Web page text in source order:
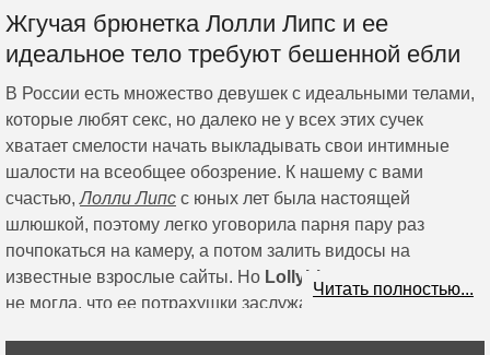
Жгучая брюнетка Лолли Липс и ее
идеальное тело требуют бешенной ебли
В России есть множество девушек с идеальными телами,
которые любят секс, но далеко не у всех этих сучек
хватает смелости начать выкладывать свои интимные
шалости на всеобщее обозрение. К нашему с вами
счастью,Лолли Липс с юных лет была настоящей
шлюшкой, поэтому легко уговорила парня пару раз
почпокаться на камеру, а потом залить видосы на
известные взрослые сайты. Но LollyLips
не могла, что ее потрахушки заслужат миллионные
Читать полностью...